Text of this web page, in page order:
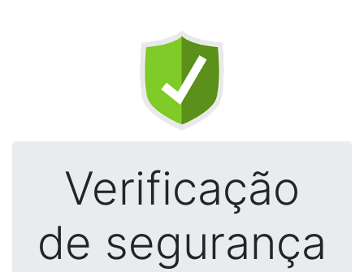
Verificação
de segurança